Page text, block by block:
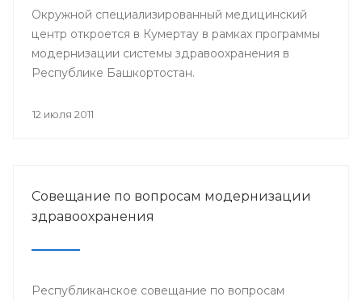
Окружной специализированный медицинский
центр откроется в Кумертау в рамках программы
модернизации системы здравоохранения в
Республике Башкортостан.
12 июля 2011
Совещание по вопросам модернизации
здравоохранения
Республиканское совещание по вопросам